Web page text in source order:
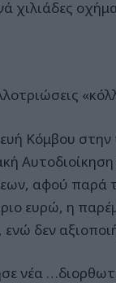
χιλιάδες
Κόμβου στην
αφού παρά
ευρώ, η
ενώ δεν
νέα